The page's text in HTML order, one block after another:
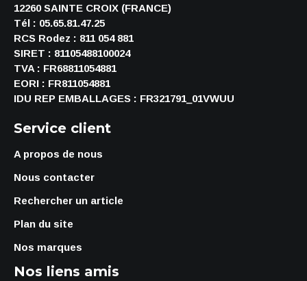
12260 SAINTE CROIX (FRANCE)
Tél : 05.65.81.47.25
RCS Rodez : 811 054 881
SIRET : 81105488100024
TVA : FR68811054881
EORI : FR811054881
IDU REP EMBALLAGES : FR321791_01VWUU
Service client
A propos de nous
Nous contacter
Rechercher un article
Plan du site
Nos marques
Nos liens amis